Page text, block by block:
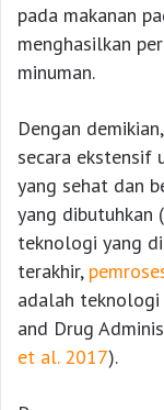
pada makanan
menghasilkan
minuman.
Dengan
secara ekstensif
yang sehat dan
yang dibutuhkan (
teknologi yang
terakhir,
adalah
and Drug
et al. 2017).